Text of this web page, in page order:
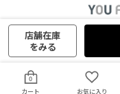
0
カート
お気に入り
YOU
店舗在庫
をみる